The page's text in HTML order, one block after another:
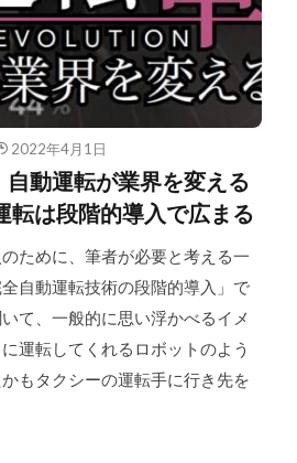
2022年4月1日
動運転が業界を変える
は段階的導入で広まる
ために、筆者が必要と考える一
自動運転技術の段階的導入」で
て、一般的に思い浮かべるイメ
運転してくれるロボットのよう
もタクシーの運転手に行き先を